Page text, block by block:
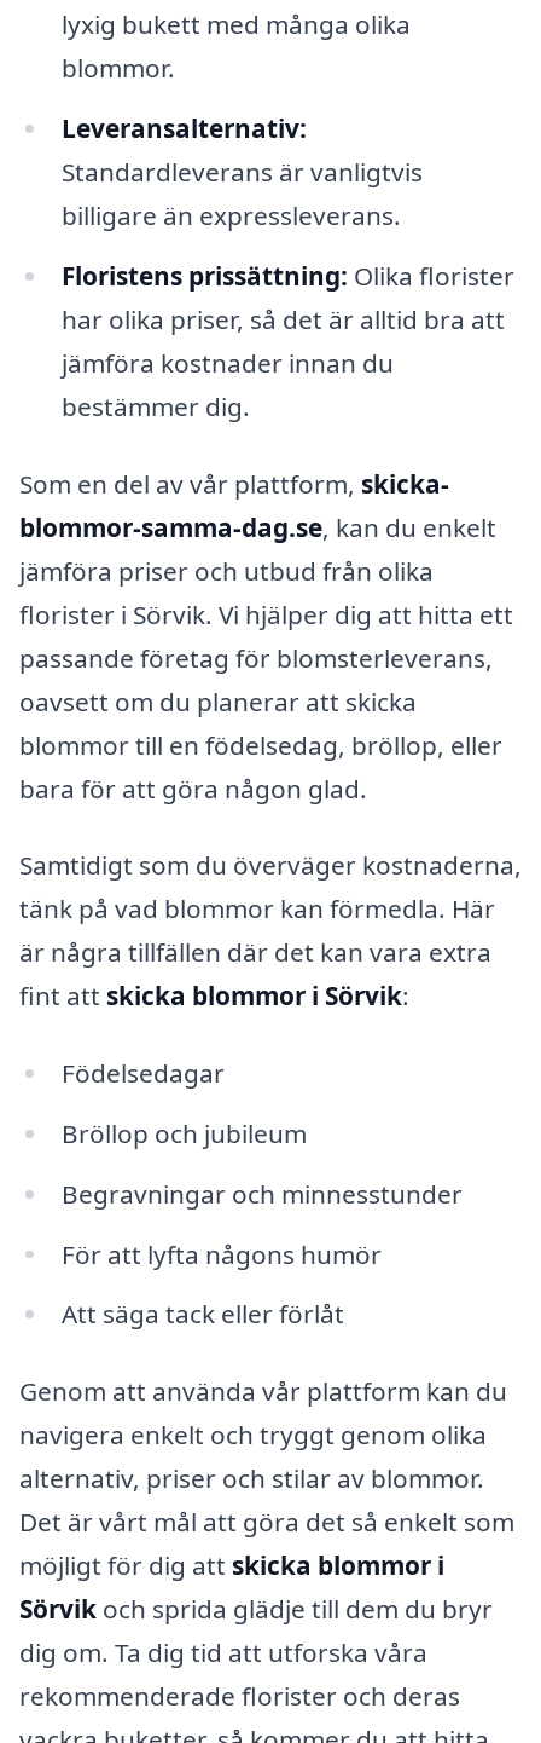
lyxig bukett med många olika
blommor.
Leveransalternativ:
Standardleverans är vanligtvis
billigare än expressleverans.
Floristens prissättning: Olika florister
har olika priser, så det är alltid bra att
jämföra kostnader innan du
bestämmer dig.
Som en del av vår plattform, skicka-
blommor-samma-dag.se, kan du enkelt
jämföra priser och utbud från olika
florister i Sörvik. Vi hjälper dig att hitta ett
passande företag för blomsterleverans,
oavsett om du planerar att skicka
blommor till en födelsedag, bröllop, eller
bara för att göra någon glad.
Samtidigt som du överväger kostnaderna,
tänk på vad blommor kan förmedla. Här
är några tillfällen där det kan vara extra
fint att skicka blommor i Sörvik:
Födelsedagar
Bröllop och jubileum
Begravningar och minnesstunder
För att lyfta någons humör
Att säga tack eller förlåt
Genom att använda vår plattform kan du
navigera enkelt och tryggt genom olika
alternativ, priser och stilar av blommor.
Det är vårt mål att göra det så enkelt som
möjligt för dig att skicka blommor i
Sörvik och sprida glädje till dem du bryr
dig om. Ta dig tid att utforska våra
rekommenderade florister och deras